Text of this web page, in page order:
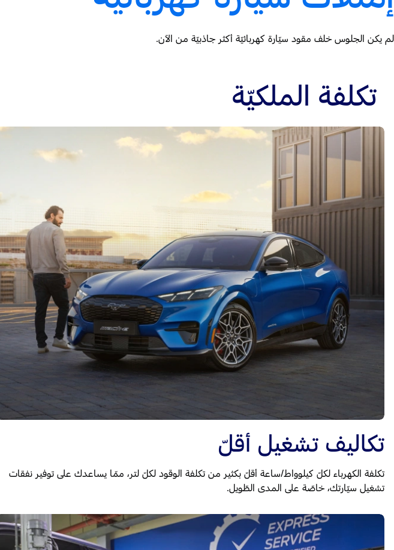
لم يكن الجلوس خلف مقود سيّارة كهربائيّة أكثر جاذبيّة من الآن.
تكلفة الملكيّة
تكاليف تشغيل أقلّ
تكلفة الكهرباء لكلّ كيلوواط/ساعة أقلّ بكثير من تكلفة الوقود لكلّ لتر، ممّا يساعدك على توفير نفقات
تشغيل سيّارتك، خاصّة على المدى الطّويل.